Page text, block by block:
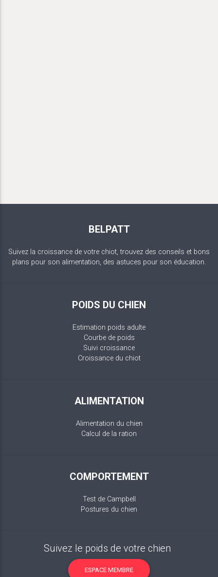
BELPATT
Suivez la croissance de votre chiot, trouvez des conseils et bons
plans pour son alimentation, des astuces pour son éducation.
POIDS DU CHIEN
Estimation poids adulte
Courbe de poids
Suivi croissance
Croissance du chiot
ALIMENTATION
Alimentation du chien
Calcul de la ration
COMPORTEMENT
Test de Campbell
Postures du chien
Suivez le poids de votre chien
ESPACE MEMBRE